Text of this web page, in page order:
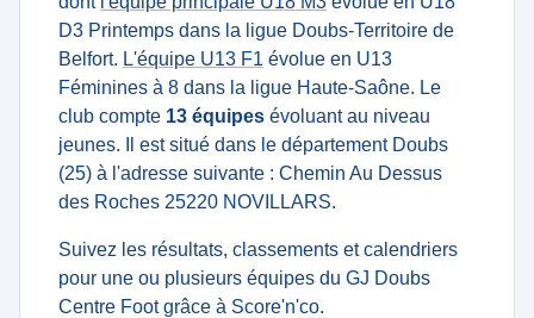
D3 Printemps dans la ligue Doubs-Territoire de
Belfort. L'équipe U13 F1 évolue en U13
Féminines à 8 dans la ligue Haute-Saône. Le
club compte 13 équipes évoluant au niveau
jeunes. Il est situé dans le département Doubs
(25) à l'adresse suivante : Chemin Au Dessus
des Roches 25220 NOVILLARS.
Suivez les résultats, classements et calendriers
pour une ou plusieurs équipes du GJ Doubs
Centre Foot grâce à Score'n'co.